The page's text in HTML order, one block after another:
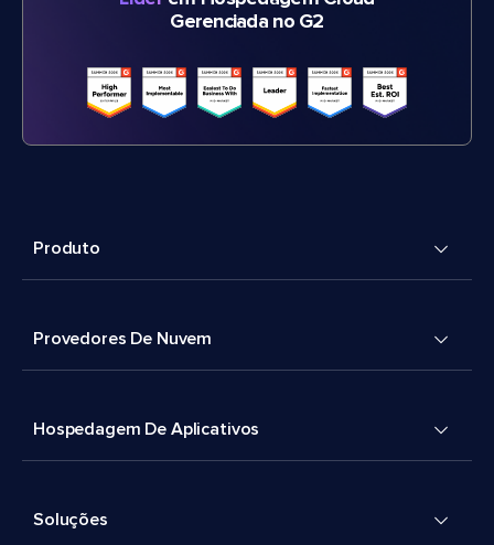
Gerenciada no G2
Produto
Provedores De Nuvem
Hospedagem De Aplicativos
Soluções